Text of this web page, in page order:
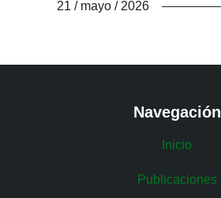
21 / mayo / 2026
Navegación
Inicio
Publicaciones